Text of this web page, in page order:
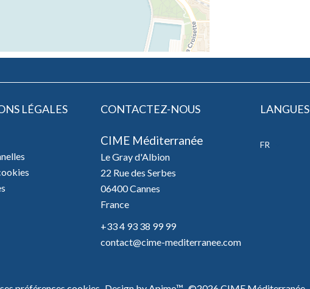
LÉGALES CONTACTEZ-NOUS
CIME Méditerranée
Le Gray d'Albion
22 Rue des Serbes
06400Cannes
France
+33 4 93 38 99 99
contact@cime-mediterranee.com
LANGUES
FR